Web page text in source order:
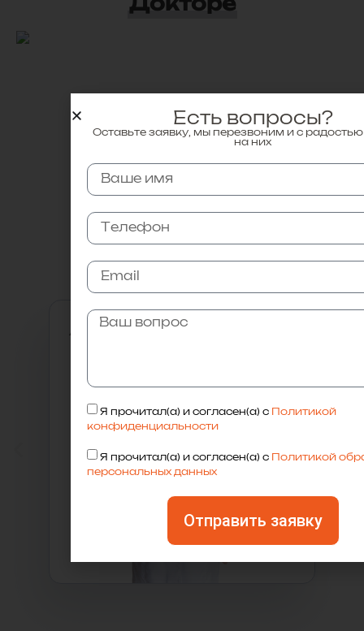
Коллеги
по сфере
Аркатова Лилия Валерьевна
Есть вопросы?
Оставьте заявку, мы перезвоним и с
на них
Я прочитал(а) и согласен(а) с Политикой
конфиденциальности
Я прочитал(а) и согласен(а) с Политикой
персональных данных
Отправить заявку